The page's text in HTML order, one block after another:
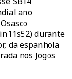
ano
durante
da espanhola
nos Jogos